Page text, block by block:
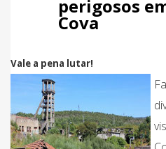
perigosos
Cova
Vale a pena lutar!